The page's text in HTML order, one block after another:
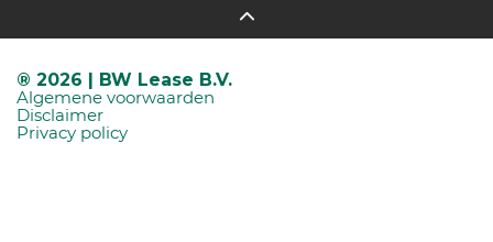
® 2026 | BW Lease B.V.
Algemene voorwaarden
Disclaimer
Privacy policy